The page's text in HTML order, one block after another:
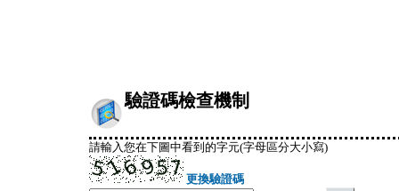
驗證碼檢查機制
請輸入您在下圖中看到的字元(字母區分大小寫)
更換驗證碼